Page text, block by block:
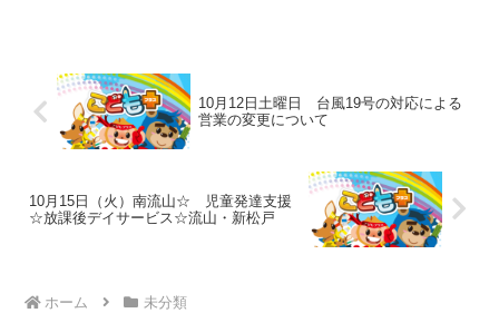
10月12日土曜日 台風19号の対応による
営業の変更について
10月15日（火）南流山☆ 児童発達支援
☆放課後デイサービス☆流山・新松戸
ホーム 未分類